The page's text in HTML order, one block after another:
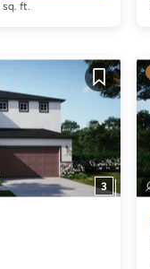
sq. ft.
Guardar
3